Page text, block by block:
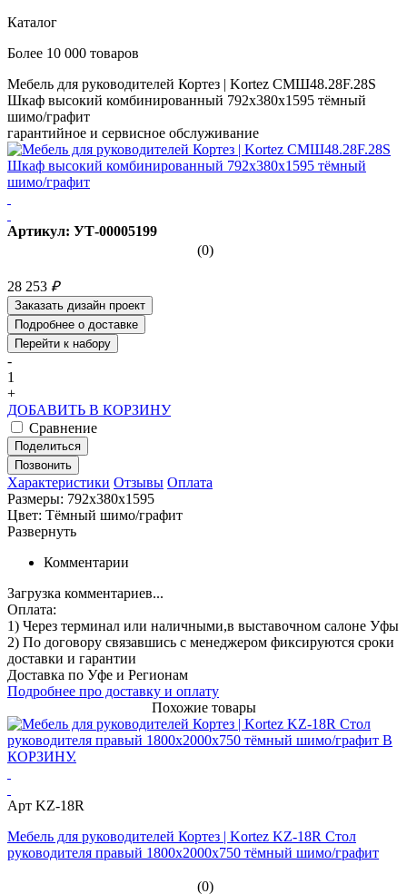
Каталог
Более 10 000 товаров
Мебель для руководителей Кортез | Kortez СМШ48.28F.28S
Шкаф высокий комбинированный 792x380x1595 тёмный
шимо/графит
гарантийное и сервисное обслуживание
Артикул: УТ-00005199
(0)
28 253 ₽
Заказать дизайн проект
Подробнее о доставке
Перейти к набору
-
1
+
ДОБАВИТЬ В КОРЗИНУ
Сравнение
Поделиться
Позвонить
Характеристики Отзывы Оплата
Размеры: 792x380x1595
Цвет: Тёмный шимо/графит
Развернуть
Комментарии
Загрузка комментариев...
Оплата:
1) Через терминал или наличными,в выставочном салоне Уфы
2) По договору связавшись с менеджером фиксируются сроки
доставки и гарантии
Доставка по Уфе и Регионам
Подробнее про доставку и оплату
Похожие товары
Арт KZ-18R
Мебель для руководителей Кортез | Kortez KZ-18R Стол
руководителя правый 1800х2000х750 тёмный шимо/графит
(0)